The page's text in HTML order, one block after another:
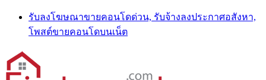
Skip
content
รับลงโฆษณาขายคอนโดด่วน, รับจ้างลงประกาศอสังหา,
โพสต์ขายคอนโดบนเน็ต